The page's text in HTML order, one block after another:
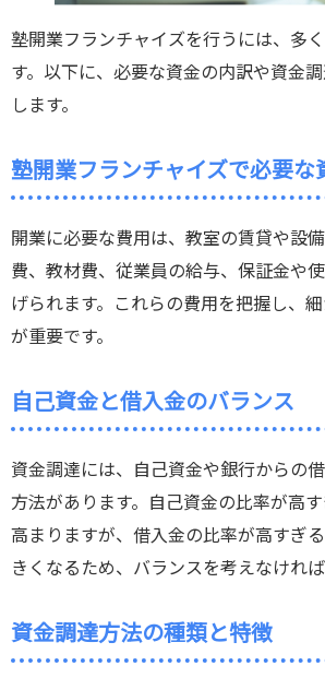
塾開業フランチャイズを行うには、多
す。以下に、必要な資金の内訳や資金
します。
塾開業フランチャイズで必要な
開業に必要な費用は、教室の賃貸や設
費、教材費、従業員の給与、保証金や
げられます。これらの費用を把握し、
が重要です。
自己資金と借入金のバランス
資金調達には、自己資金や銀行からの
方法があります。自己資金の比率が高
高まりますが、借入金の比率が高すぎ
きくなるため、バランスを考えなければ
資金調達方法の種類と特徴